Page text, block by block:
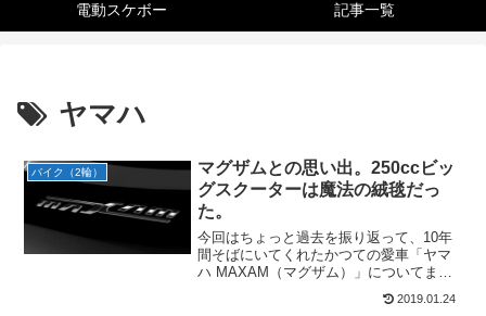
電動スケボー 記事一覧
ヤマハ
バイク（2輪）
マグザムとの思い出。250ccビッ
グスクーターは魔法の絨毯だっ
た。
今回はちょっと過去を振り返って、10年
間そばにいてくれたかつての愛車「ヤマ
ハ MAXAM（マグザム）」についてまと
めてみたいと思います。もし中古で購入
を検討している人がいれば、是非参考に
2019.01.24